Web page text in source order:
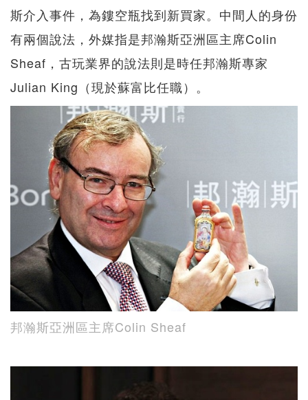
斯介入事件，為鏤空瓶找到新買家。中間人的身份
有兩個說法，外媒指是邦瀚斯亞洲區主席Colin
Sheaf，古玩業界的說法則是時任邦瀚斯專家
Julian King（現於蘇富比任職）。
邦瀚斯亞洲區主席Colin Sheaf